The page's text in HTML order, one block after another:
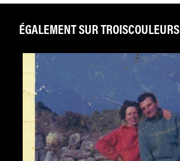
ÉGALEMENT SUR TROISCOULEURS